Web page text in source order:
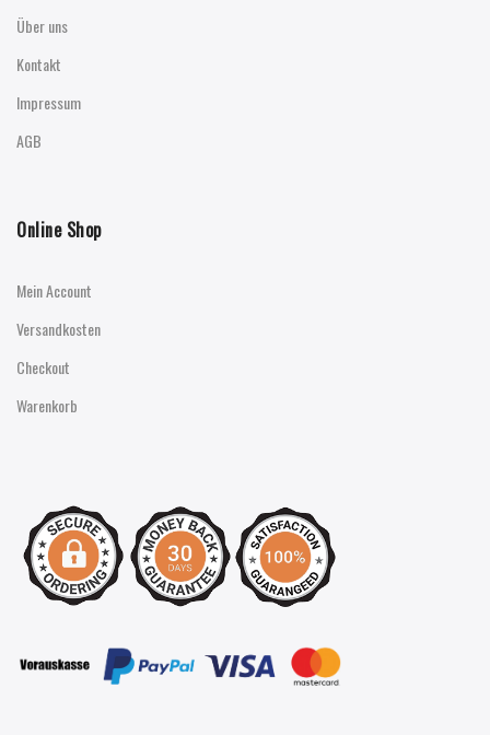
Über uns
Kontakt
Impressum
AGB
Online Shop
Mein Account
Versandkosten
Checkout
Warenkorb